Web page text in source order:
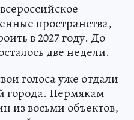
пространства,
в 2027 году. До
две недели.
голоса уже отдали
города. Пермякам
из восьми объектов,